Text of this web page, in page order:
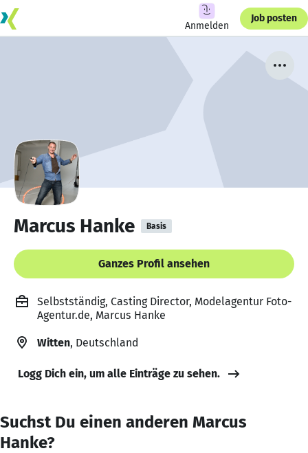
Anmelden
Job posten
Marcus Hanke Basis
Ganzes Profil ansehen
Selbstständig, Casting Director, Modelagentur Foto-
Agentur.de, Marcus Hanke
Witten, Deutschland
Logg Dich ein, um alle Einträge zu sehen.
Suchst Du einen anderen Marcus
Hanke?